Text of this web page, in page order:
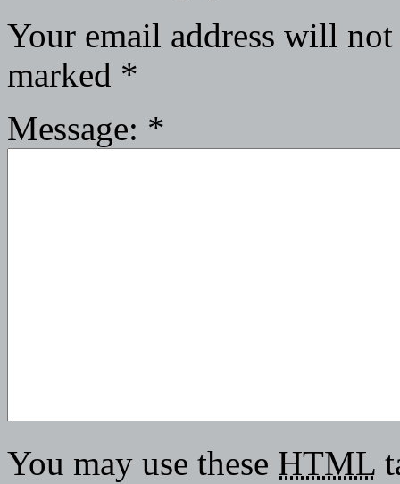
Your email address will
marked *
Message: *
You may use these HTML